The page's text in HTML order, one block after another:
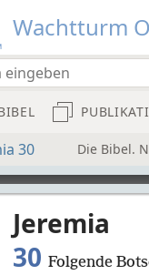
Wachtturm
30 Die Bibel.
Jeremia
30 Folgende